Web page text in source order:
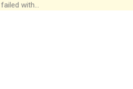
with…